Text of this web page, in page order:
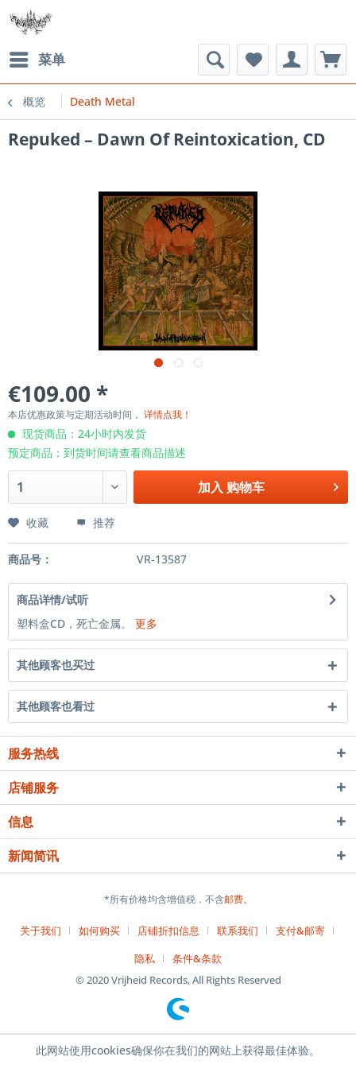
菜单
概览 Death Metal
Repuked ‎– Dawn Of Reintoxication, CD
€109.00 *
本店优惠政策与定期活动时间， 详情点我！
现货商品：24小时内发货
预定商品：到货时间请查看商品描述
加入 购物车
收藏 推荐
商品号： VR-13587
商品详情/试听
塑料盒CD，死亡金属。 更多
其他顾客也买过
其他顾客也看过
服务热线
店铺服务
信息
新闻简讯
*所有价格均含增值税，不含邮费。
关于我们 如何购买 店铺折扣信息 联系我们
支付&邮寄
隐私
条件&条款
© 2020 Vrijheid Records, All Rights Reserved
此网站使用cookies确保你在我们的网站上获得最佳体验。